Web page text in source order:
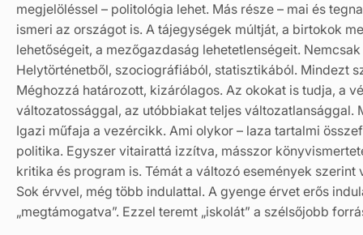
megjelöléssel – politológia lehet. Más része – mai és
ismeri az országot is. A tájegységek múltját, a birtokok
lehetőségeit, a mezőgazdaság lehetetlenségeit.
Helytörténetből, szociográfiából, statisztikából. Mindezt
Méghozzá határozott, kizárólagos. Az okokat is tudja, a
változatossággal, az utóbbiakat teljes
Igazi műfaja a vezércikk. Ami olykor – laza tartalmi
politika. Egyszer vitairattá izzítva, másszor
kritika és program is. Témát a változó események
Sok érvvel, még több indulattal. A gyenge érvet erős
„megtámogatva”. Ezzel teremt „iskolát” a szélsőjobb